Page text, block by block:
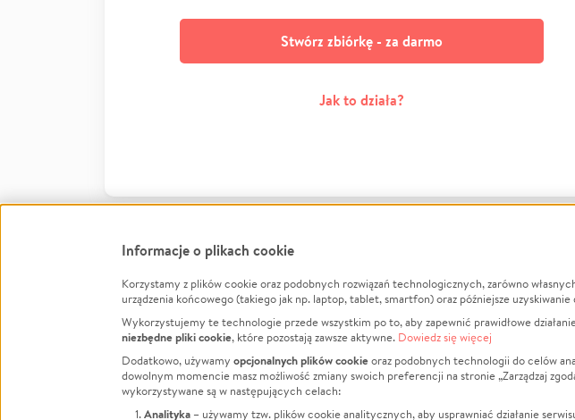
Stwórz zbiórkę - za darmo
Jak to działa?
FacebookTwitter Instagram
LinkedInTikTok Youtube
Informacje
Jak to działa?
Regulamin
Polityka Prywatności
O
Za
Informacje o plikach cookie
Korzystamy z plików cookie oraz podobnych rozwiązań technologicznych, zarówno
urządzenia końcowego (takiego jak np. laptop, tablet, smartfon) oraz późniejsze
Wykorzystujemy te technologie przede wszystkim po to, aby zapewnić prawidłowe
niezbędne pliki cookie, które pozostają zawsze aktywne. Dowiedz się więcej
Dodatkowo, używamy opcjonalnych plików cookieoraz podobnych technologii do celów
dowolnym momencie masz możliwość zmiany swoich preferencji na stronie „Zarządzaj
wykorzystywane są w następujących celach:
Analityka – używamy tzw. plików cookie analitycznych, aby usprawniać działanie